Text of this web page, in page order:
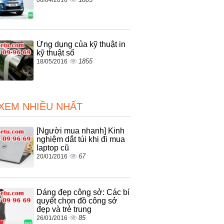
Ứng dụng của kỹ thuật in
kỹ thuật số
18/05/2016 1855
NHIỀU NHẤT
[Người mua nhanh] Kinh
nghiệm dắt túi khi đi mua
laptop cũ
20/01/2016 67
Dáng đẹp công sở: Các bí
quyết chọn đồ công sở
đẹp và trẻ trung
26/01/2016 85